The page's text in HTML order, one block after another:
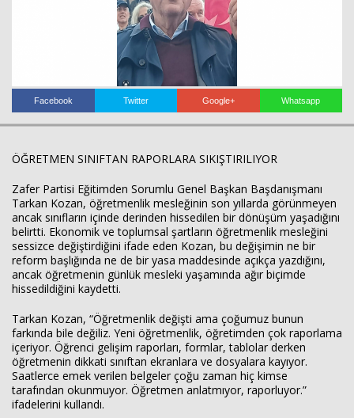
Facebook Twitter Google+ Whatsapp
ÖĞRETMEN SINIFTAN RAPORLARA SIKIŞTIRILIYOR
Zafer Partisi Eğitimden Sorumlu Genel Başkan Başdanışmanı
Tarkan Kozan, öğretmenlik mesleğinin son yıllarda görünmeyen
ancak sınıfların içinde derinden hissedilen bir dönüşüm yaşadığını
belirtti. Ekonomik ve toplumsal şartların öğretmenlik mesleğini
sessizce değiştirdiğini ifade eden Kozan, bu değişimin ne bir
reform başlığında ne de bir yasa maddesinde açıkça yazdığını,
ancak öğretmenin günlük mesleki yaşamında ağır biçimde
hissedildiğini kaydetti.
Tarkan Kozan, “Öğretmenlik değişti ama çoğumuz bunun
farkında bile değiliz. Yeni öğretmenlik, öğretimden çok raporlama
içeriyor. Öğrenci gelişim raporları, formlar, tablolar derken
öğretmenin dikkati sınıftan ekranlara ve dosyalara kayıyor.
Saatlerce emek verilen belgeler çoğu zaman hiç kimse
tarafından okunmuyor. Öğretmen anlatmıyor, raporluyor.”
ifadelerini kullandı.